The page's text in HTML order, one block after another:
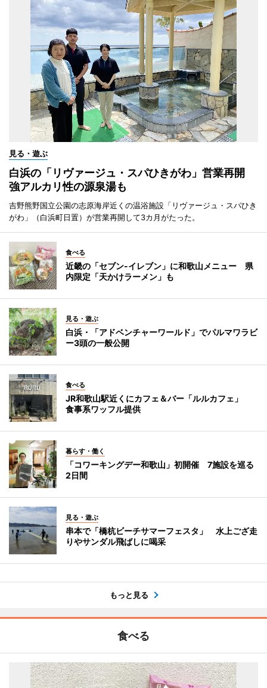
見る・遊ぶ
白浜の「リヴァージュ・スパひきがわ」営業再開
強アルカリ性の源泉湯も
吉野熊野国立公園の志原海岸近くの温浴施設「リヴァージュ・スパひき
がわ」（白浜町日置）が営業再開して3カ月がたった。
食べる
近畿の「セブン-イレブン」に和歌山メニュー 県
内限定「天かけラーメン」も
見る・遊ぶ
白浜・「アドベンチャーワールド」でパルマワラビ
ー3頭の一般公開
食べる
JR和歌山駅近くにカフェ＆バー「ルルカフェ」
食事系ワッフル提供
暮らす・働く
「コワーキングデー和歌山」初開催 7施設を巡る
2日間
見る・遊ぶ
串本で「橋杭ビーチサマーフェスタ」 水上ござ走
りやサンダル飛ばしに喝采
もっと見る
食べる